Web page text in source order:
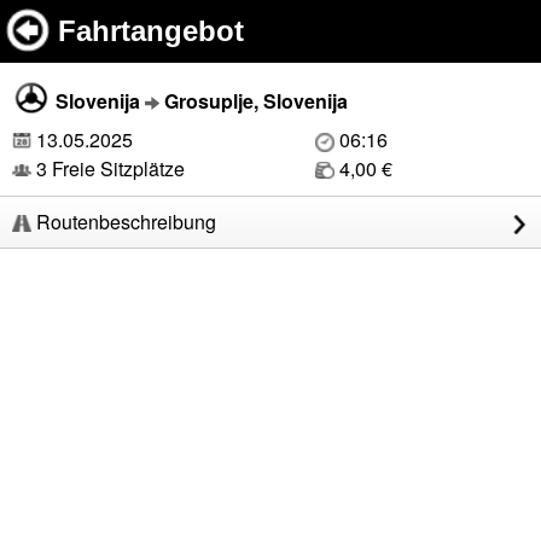
Fahrtangebot
Slovenija
Grosuplje, Slovenija
13.05.2025
06:16
3 Freie Sitzplätze
4,00 €
Routenbeschreibung